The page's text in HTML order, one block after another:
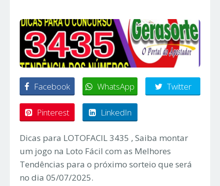
Facebook WhatsApp Twitter
Pinterest LinkedIn
Dicas para LOTOFACIL 3435 , Saiba montar
um jogo na Loto Fácil com as Melhores
Tendências para o próximo sorteio que será
no dia 05/07/2025.